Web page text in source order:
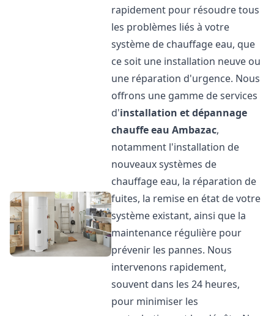
rapidement pour résoudre tous
les problèmes liés à votre
système de chauffage eau, que
ce soit une installation neuve ou
une réparation d'urgence. Nous
offrons une gamme de services
d'installation et dépannage
chauffe eau Ambazac,
notamment l'installation de
nouveaux systèmes de
chauffage eau, la réparation de
fuites, la remise en état de votre
système existant, ainsi que la
maintenance régulière pour
prévenir les pannes. Nous
intervenons rapidement,
souvent dans les 24 heures,
pour minimiser les